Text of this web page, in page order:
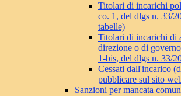
Titolari di incarichi
co. 1, del dlgs n. 33/
tabelle)
Titolari di incarichi di
direzione o di
1-bis, del dlgs n. 33/
Cessati dall'incarico
pubblicare sul sito
Sanzioni per mancata